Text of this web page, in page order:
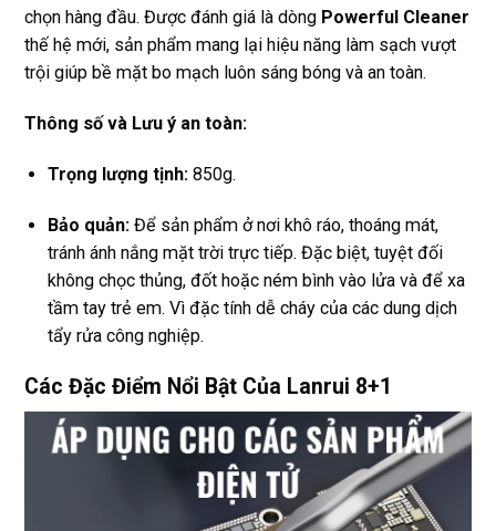
chọn hàng đầu. Được đánh giá là dòng Powerful Cleaner
thế hệ mới, sản phẩm mang lại hiệu năng làm sạch vượt
trội giúp bề mặt bo mạch luôn sáng bóng và an toàn.
Thông số và Lưu ý an toàn:
Trọng lượng tịnh: 850g.
Bảo quản: Để sản phẩm ở nơi khô ráo, thoáng mát,
tránh ánh nắng mặt trời trực tiếp. Đặc biệt, tuyệt đối
không chọc thủng, đốt hoặc ném bình vào lửa và để xa
tầm tay trẻ em. Vì đặc tính dễ cháy của các dung dịch
tẩy rửa công nghiệp.
Các Đặc Điểm Nổi Bật Của Lanrui 8+1